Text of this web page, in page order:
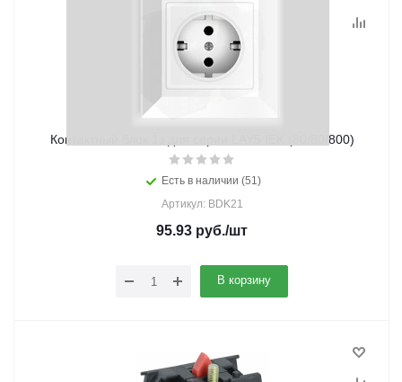
Контактный блок 1з для серии LAY5 IEK (80/80/800)
Есть в наличии (51)
Артикул: BDK21
95.93 руб./шт
В корзину